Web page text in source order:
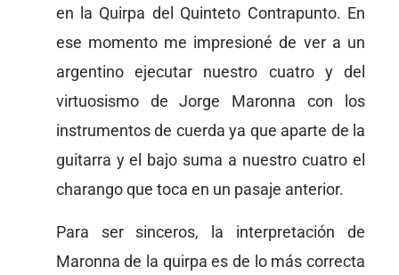
en la Quirpa del Quinteto Contrapunto. En
ese momento me impresioné de ver a un
argentino ejecutar nuestro cuatro y del
virtuosismo de Jorge Maronna con los
instrumentos de cuerda ya que aparte de la
guitarra y el bajo suma a nuestro cuatro el
charango que toca en un pasaje anterior.
Para ser sinceros, la interpretación de
Maronna de la quirpa es de lo más correcta